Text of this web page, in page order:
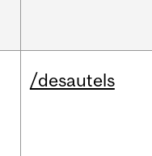
/desautels